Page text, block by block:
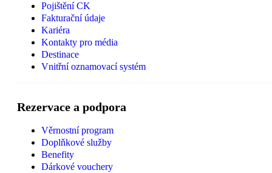
Pojištění CK
Fakturační údaje
Kariéra
Kontakty pro média
Destinace
Vnitřní oznamovací systém
Rezervace a podpora
Věrnostní program
Doplňkové služby
Benefity
Dárkové vouchery